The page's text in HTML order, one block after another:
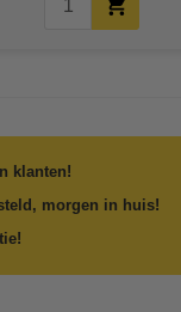
klanten!
morgen in huis!